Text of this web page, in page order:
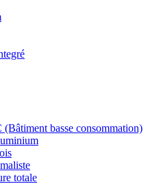
basse consommation)
totale